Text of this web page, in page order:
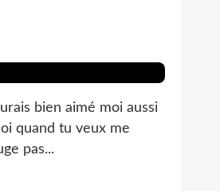
bien aimé moi aussi
quand tu veux me
pas...